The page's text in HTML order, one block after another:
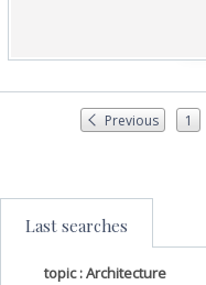
Previous 1
Last searches
topic : Architecture